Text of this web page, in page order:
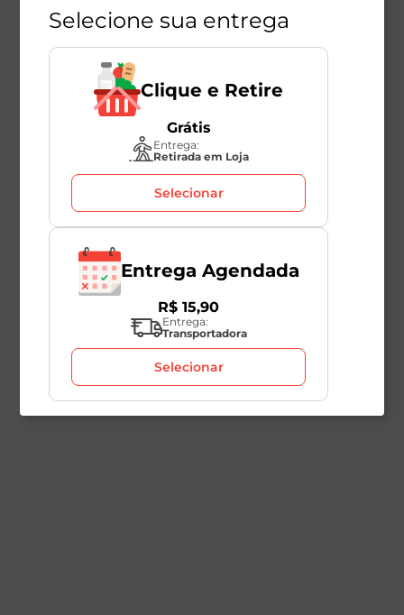
Selecione sua entrega
Clique e Retire
Grátis
Entrega:
Retirada em Loja
Selecionar
Entrega Agendada
R$ 15,90
Entrega:
Transportadora
Selecionar